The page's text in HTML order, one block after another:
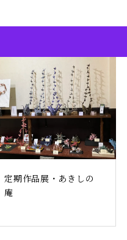
定期作品展・あきしの
庵